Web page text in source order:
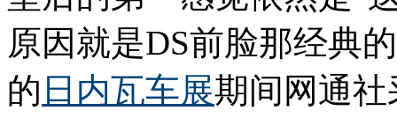
原因就是DS前脸那经典
的 日内瓦车展期间网通社